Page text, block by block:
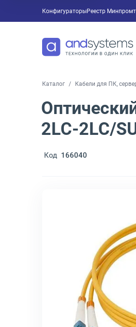
КонфигураторыРеестр
Каталог Кабели для ПК,
2LC-2LC/
Код 166040